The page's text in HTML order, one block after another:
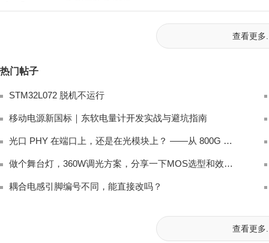
查看更多
热门帖子
STM32L072 脱机不运行
移动电源新国标｜东软电量计开发实战与避坑指南
光口 PHY 在端口上，还是在光模块上？ ——从 800G 架构讲起
做个舞台灯，360W调光方案，分享一下MOS选型和效率优化
耦合电感引脚编号不同，能直接改吗？
查看更多